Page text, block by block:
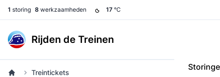
1 storing 8 werkzaamheden 17 °C
Rijden de Treinen
Treintickets